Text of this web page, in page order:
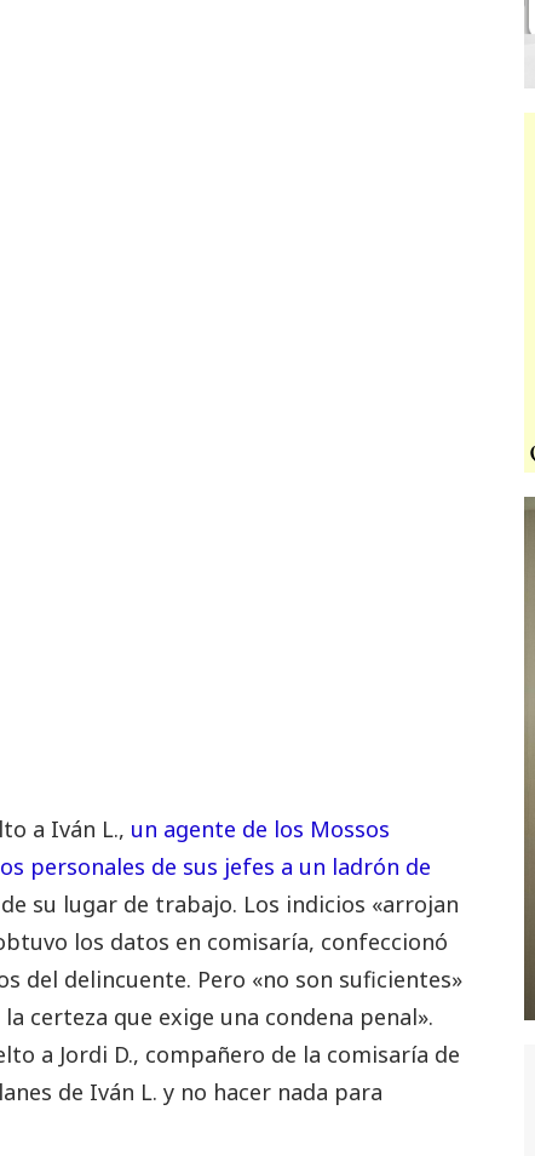
a Iván L., un agente de los Mossos
personales de sus jefes a un ladrón de
su lugar de trabajo. Los indicios «arrojan
los datos en comisaría, confeccionó
del delincuente. Pero «no son suficientes»
certeza que exige una condena penal».
a Jordi D., compañero de la comisaría de
de Iván L. y no hacer nada para